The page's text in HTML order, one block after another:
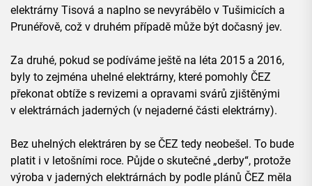
elektrárny Tisová a naplno se nevyrábělo v Tušimicích a
Prunéřově, což v druhém případě může být dočasný jev.
Za druhé, pokud se podíváme ještě na léta 2015 a 2016,
byly to zejména uhelné elektrárny, které pomohly ČEZ
překonat obtíže s revizemi a opravami svárů zjištěnými
v elektrárnách jaderných (v nejaderné části elektrárny).
Bez uhelných elektráren by se ČEZ tedy neobešel. To bude
platit i v letošními roce. Půjde o skutečné „derby“, protože
výroba v jaderných elektrárnách by podle plánů ČEZ měla